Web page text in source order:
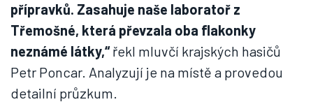
přípravků. Zasahuje naše laboratoř z
Třemošné, která převzala oba flakonky
neznámé látky,“řekl mluvčí krajských hasičů
Petr Poncar. Analyzují je na místě a provedou
detailní průzkum.